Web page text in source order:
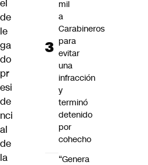
el
de
le
ga
do
pr
esi
de
nci
al
de
la
mil
a
Carabineros
para
evitar
una
infracción
y
terminó
detenido
por
cohecho
“Genera